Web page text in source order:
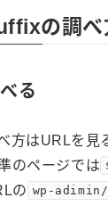
の調べ
る
方はURLを見
のページでは
の wp-adimin/